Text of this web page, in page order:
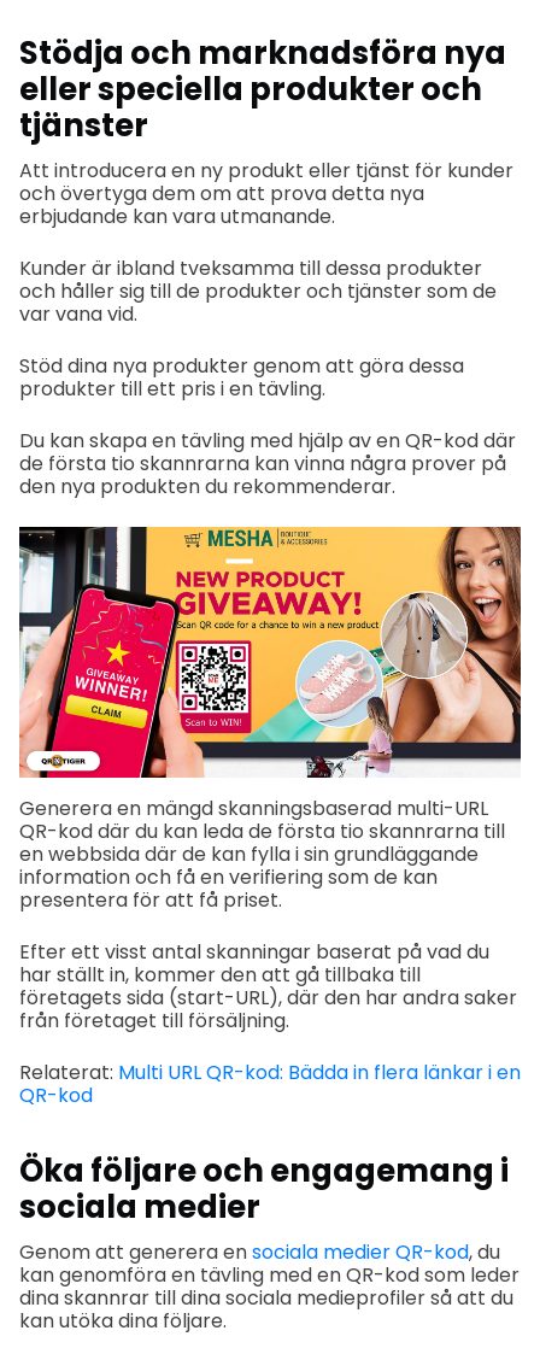
Stödja och marknadsföra nya
eller speciella produkter och
tjänster
Att introducera en ny produkt eller tjänst för kunder
och övertyga dem om att prova detta nya
erbjudande kan vara utmanande.
Kunder är ibland tveksamma till dessa produkter
och håller sig till de produkter och tjänster som de
var vana vid.
Stöd dina nya produkter genom att göra dessa
produkter till ett pris i en tävling.
Du kan skapa en tävling med hjälp av en QR-kod där
de första tio skannrarna kan vinna några prover på
den nya produkten du rekommenderar.
Generera en mängd skanningsbaserad multi-URL
QR-kod där du kan leda de första tio skannrarna till
en webbsida där de kan fylla i sin grundläggande
information och få en verifiering som de kan
presentera för att få priset.
Efter ett visst antal skanningar baserat på vad du
har ställt in, kommer den att gå tillbaka till
företagets sida (start-URL), där den har andra saker
från företaget till försäljning.
Relaterat: Multi URL QR-kod: Bädda in flera länkar i en
QR-kod
Öka följare och engagemang i
sociala medier
Genom att generera ensociala medier QR-kod, du
kan genomföra en tävling med en QR-kod som leder
dina skannrar till dina sociala medieprofiler så att du
kan utöka dina följare.